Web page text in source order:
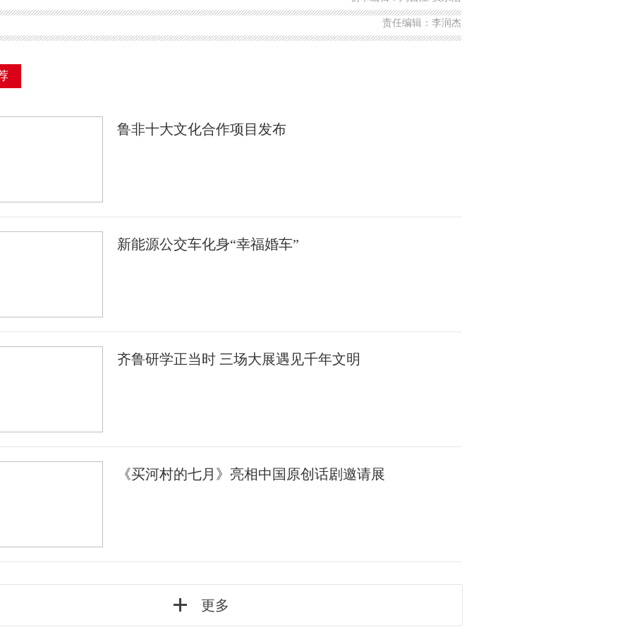
责任编辑：李润杰
鲁非十大文化合作项目发布
新能源公交车化身“幸福婚车”
齐鲁研学正当时 三场大展遇见千年文明
《买河村的七月》亮相中国原创话剧邀请展
更多